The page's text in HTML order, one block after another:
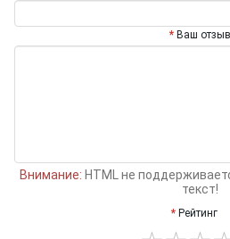
Ваш отзыв
Внимание: HTML не
текст!
Рейтинг